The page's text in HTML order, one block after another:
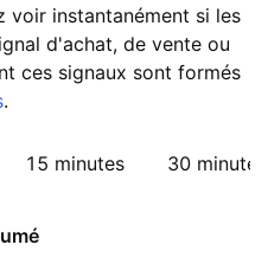
voir instantanément si les
d'achat, de vente ou
ces signaux sont formés
.
15 minutes 30 minutes